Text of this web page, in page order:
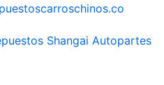
Shangai Autopartes